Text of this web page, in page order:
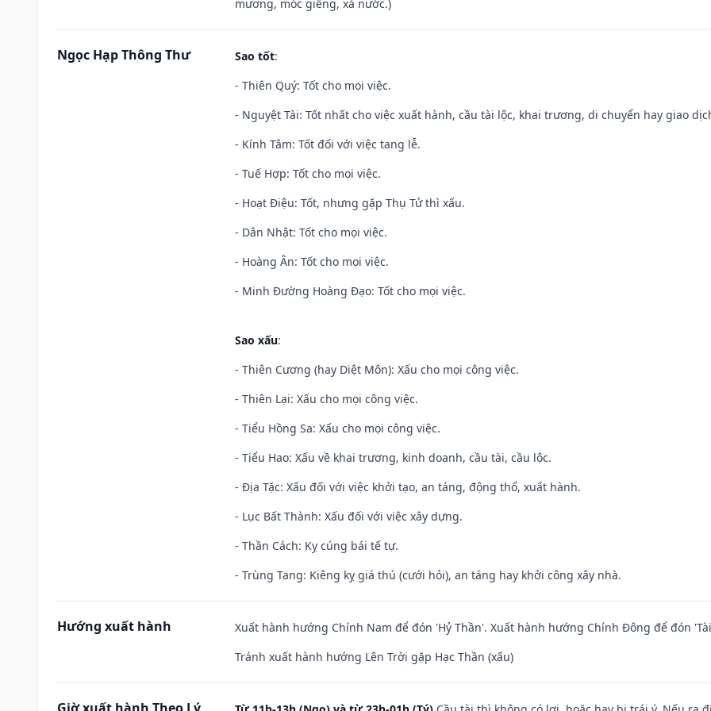
mương, móc giếng, xả nước.)
Ngọc Hạp Thông Thư Sao tốt:
- Thiên Quý: Tốt cho mọi việc.
- Nguyệt Tài: Tốt nhất cho việc xuất hành, cầu tài lộc, khai trương, di chuyển hay giao
- Kính Tâm: Tốt đối với việc tang lễ.
- Tuế Hợp: Tốt cho mọi việc.
- Hoạt Điệu: Tốt, nhưng gặp Thụ Tử thì xấu.
- Dân Nhật: Tốt cho mọi việc.
- Hoàng Ân: Tốt cho mọi việc.
- Minh Đường Hoàng Đạo: Tốt cho mọi việc.
Sao xấu:
- Thiên Cương (hay Diệt Môn): Xấu cho mọi công việc.
- Thiên Lại: Xấu cho mọi công việc.
- Tiểu Hồng Sa: Xấu cho mọi công việc.
- Tiểu Hao: Xấu về khai trương, kinh doanh, cầu tài, cầu lộc.
- Địa Tặc: Xấu đối với việc khởi tạo, an táng, động thổ, xuất hành.
- Lục Bất Thành: Xấu đối với việc xây dựng.
- Thần Cách: Kỵ cúng bái tế tự.
- Trùng Tang: Kiêng kỵ giá thú (cưới hỏi), an táng hay khởi công xây nhà.
Hướng xuất hành
Xuất hành hướng Chính Nam để đón 'Hỷ Thần'. Xuất hành hướng Chính Đông để đón
Tránh xuất hành hướng Lên Trời gặp Hạc Thần (xấu)